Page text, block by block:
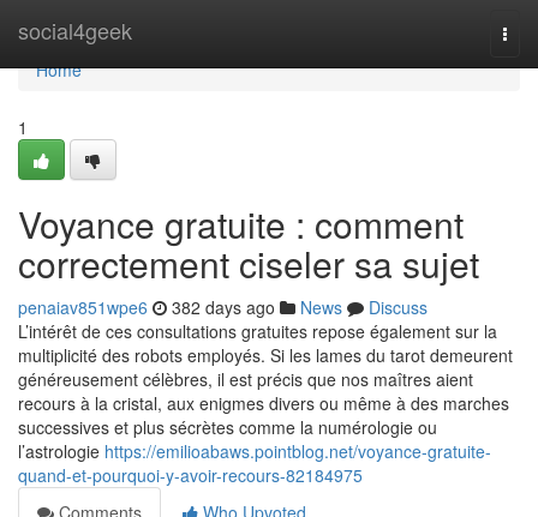
social4geek
Home
Home
1
Voyance gratuite : comment
correctement ciseler sa sujet
penaiav851wpe6 382 days ago News
Discuss
L’intérêt de ces consultations gratuites repose également sur la
multiplicité des robots employés. Si les lames du tarot demeurent
généreusement célèbres, il est précis que nos maîtres aient
recours à la cristal, aux enigmes divers ou même à des marches
successives et plus sécrètes comme la numérologie ou
l’astrologie https://emilioabaws.pointblog.net/voyance-gratuite-
quand-et-pourquoi-y-avoir-recours-82184975
Comments
Who Upvoted